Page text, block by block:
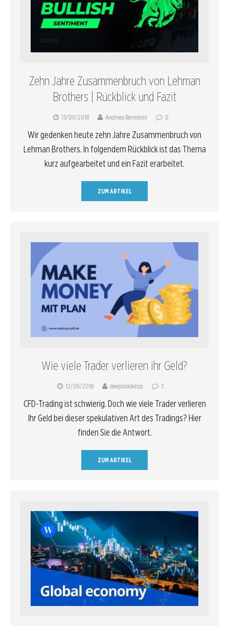
Zehn Jahre Zusammenbruch von Lehman
Brothers | Rückblick und Fazit
15/09/2018 Andreas Bernstein 0
Wir gedenken heute zehn Jahre Zusammenbruch von
Lehman Brothers. In folgendem Rückblick ist das Thema
kurz aufgearbeitet und ein Fazit erarbeitet.
ZUM ARTIKEL
Wie viele Trader verlieren ihr Geld?
12/09/2018 deepinsidehps 3
CFD-Trading ist schwierig. Doch wie viele Trader verlieren
Ihr Geld bei dieser spekulativen Art des Tradings? Hier
finden Sie die Antwort.
ZUM ARTIKEL